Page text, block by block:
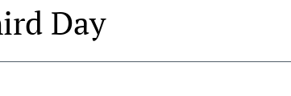
Day